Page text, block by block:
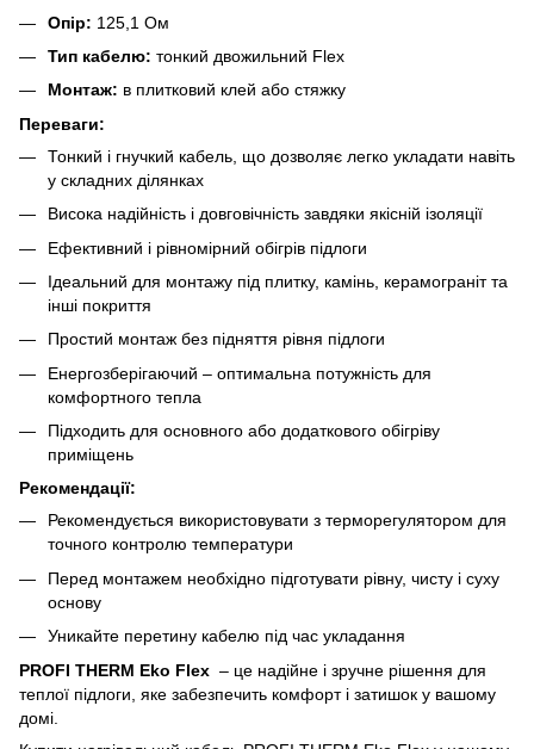
Опір: 125,1 Ом
Тип кабелю: тонкий двожильний Flex
Монтаж: в плитковий клей або стяжку
Переваги:
Тонкий і гнучкий кабель, що дозволяє легко укладати навіть
у складних ділянках
Висока надійність і довговічність завдяки якісній ізоляції
Ефективний і рівномірний обігрів підлоги
Ідеальний для монтажу під плитку, камінь, керамограніт та
інші покриття
Простий монтаж без підняття рівня підлоги
Енергозберігаючий – оптимальна потужність для
комфортного тепла
Підходить для основного або додаткового обігріву
приміщень
Рекомендації:
Рекомендується використовувати з терморегулятором для
точного контролю температури
Перед монтажем необхідно підготувати рівну, чисту і суху
основу
Уникайте перетину кабелю під час укладання
PROFI THERM Eko Flex – це надійне і зручне рішення для
теплої підлоги, яке забезпечить комфорт і затишок у вашому
домі.